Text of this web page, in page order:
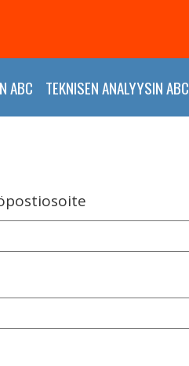
ABC TEKNISEN ANALYYSIN ABC